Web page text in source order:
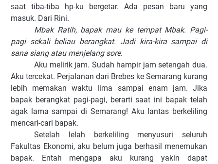
saat tiba-tiba hp-ku bergetar. Ada pesan baru yang
masuk. Dari Rini.
Mbak Ratih, bapak mau ke tempat Mbak. Pagi-
pagi sekali beliau berangkat. Jadi kira-kira sampai di
sana siang atau menjelang sore.
Aku melirik jam. Sudah hampir jam setengah dua.
Aku tercekat. Perjalanan dari Brebes ke Semarang kurang
lebih memakan waktu lima sampai enam jam. Jika
bapak berangkat pagi-pagi, berarti saat ini bapak telah
agak lama sampai di Semarang! Aku lantas berkeliling
mencari-cari bapak.
Setelah lelah berkeliling menyusuri seluruh
Fakultas Ekonomi, aku belum juga berhasil menemukan
bapak. Entah mengapa aku kurang yakin dapat